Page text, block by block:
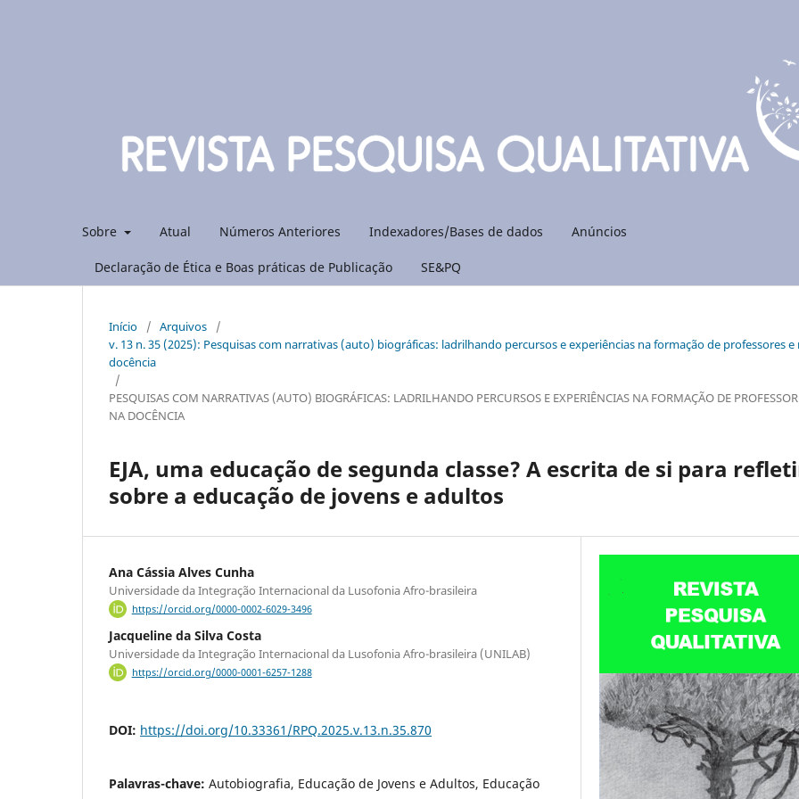
Sobre Atual Números Anteriores Indexadores/Bases de dados Anúncios
Declaração de Ética e Boas práticas de Publicação SE&PQ
Início / Arquivos
/
v. 13 n. 35 (2025): Pesquisas com narrativas (auto) biográficas: ladrilhando percursos e experiências na formação de professores e
docência
/
PESQUISAS COM NARRATIVAS (AUTO) BIOGRÁFICAS: LADRILHANDO PERCURSOS E EXPERIÊNCIAS NA FORMAÇÃO DE
NA DOCÊNCIA
EJA, uma educação de segunda classe? A escrita de si para
sobre a educação de jovens e adultos
Ana Cássia Alves Cunha
Universidade da Integração Internacional da Lusofonia Afro-brasileira
https://orcid.org/0000-0002-6029-3496
Jacqueline da Silva Costa
Universidade da Integração Internacional da Lusofonia Afro-brasileira (UNILAB)
https://orcid.org/0000-0001-6257-1288
DOI: https://doi.org/10.33361/RPQ.2025.v.13.n.35.870
Palavras-chave: Autobiografia, Educação de Jovens e Adultos, Educação